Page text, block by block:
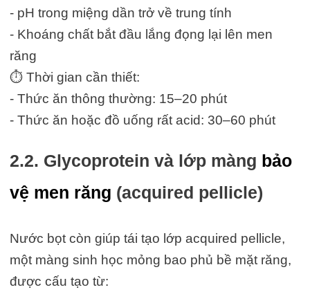
- pH trong miệng dần trở về trung tính
- Khoáng chất bắt đầu lắng đọng lại lên men
răng
⏱ Thời gian cần thiết:
- Thức ăn thông thường: 15–20 phút
- Thức ăn hoặc đồ uống rất acid: 30–60 phút
2.2. Glycoprotein và lớp màng bảo
vệ men răng (acquired pellicle)
Nước bọt còn giúp tái tạo lớp acquired pellicle,
một màng sinh học mỏng bao phủ bề mặt răng,
được cấu tạo từ: